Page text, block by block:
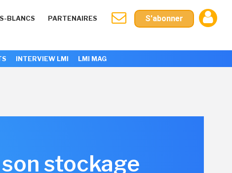
BLANCS PARTENAIRES S'abonner
INTERVIEW LMI LMI MAG
stockage